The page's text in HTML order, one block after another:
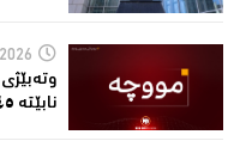
نابێتە ٤٥ رۆژ جارێک